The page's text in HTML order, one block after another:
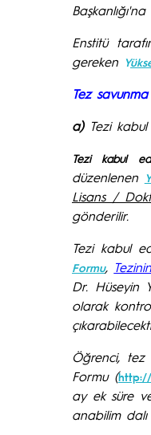
Enstitü
gereken Y
Tez
a) Tezi
Tezi kabul
düzenlenen
Lisans /
gönderilir.
Tezi kabul
Formu, Tezinin
Dr. Hüseyin
olarak
Öğrenci,
Formu (
ay ek süre
anabilim